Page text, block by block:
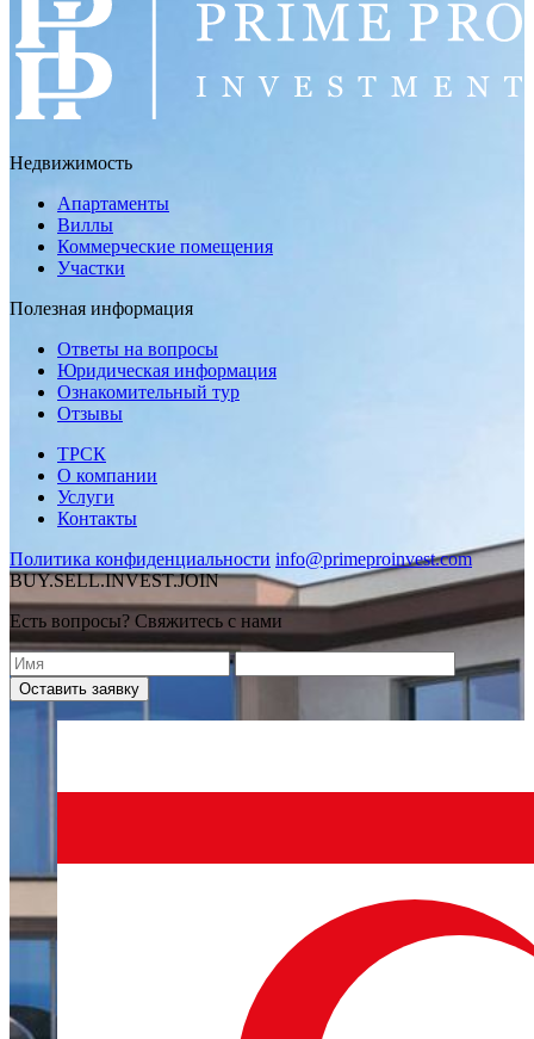
Недвижимость
Апартаменты
Виллы
Коммерческие помещения
Участки
Полезная информация
Ответы на вопросы
Юридическая информация
Ознакомительный тур
Отзывы
ТРСК
О компании
Услуги
Контакты
Политика конфиденциальности info@primeproinvest.com
BUY.SELL.INVEST.JOIN
Есть вопросы? Свяжитесь с нами